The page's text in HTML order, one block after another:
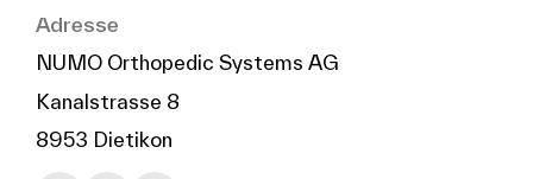
Adresse
NUMO Orthopedic Systems AG
Kanalstrasse 8
8953 Dietikon
SchreibenKopieren
Anrufen Kopieren